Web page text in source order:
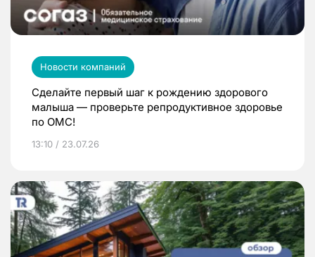
Новости компаний
Сделайте первый шаг к рождению здорового
малыша — проверьте репродуктивное здоровье
по ОМС!
13:10 / 23.07.26